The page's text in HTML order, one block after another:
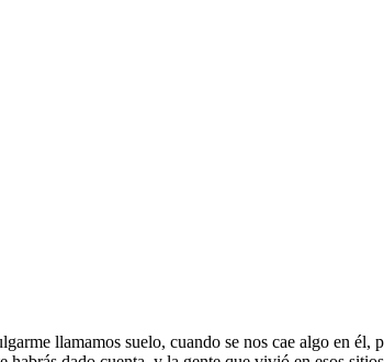
llamamos suelo, cuando se nos cae algo en él,